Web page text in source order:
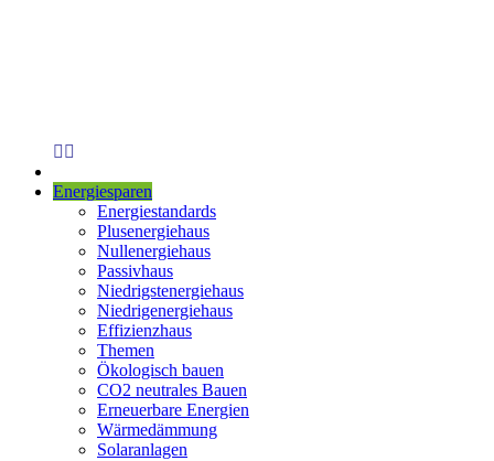
Energiesparen
Energiestandards
Plusenergiehaus
Nullenergiehaus
Passivhaus
Niedrigstenergiehaus
Niedrigenergiehaus
Effizienzhaus
Themen
Ökologisch bauen
CO2 neutrales Bauen
Erneuerbare Energien
Wärmedämmung
Solaranlagen